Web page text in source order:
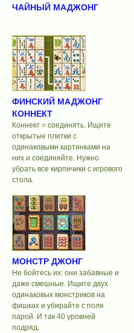
ЧАЙНЫЙ МАДЖОНГ
ФИНСКИЙ МАДЖОНГ
КОННЕКТ
Коннект = соединять. Ищите
открытые плитки с
одинаковыми картинками на
них и соединяйте. Нужно
убрать все кирпичики с игрового
стола.
МОНСТР ДЖОНГ
Не бойтесь их: они забавные и
даже смешные. Ищите двух
одинаковых монстриков на
фишках и убирайте с поля
парой. И так 40 уровней
подряд.